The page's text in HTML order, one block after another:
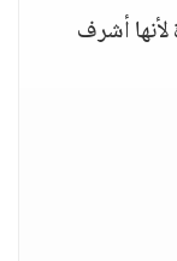
أشرف